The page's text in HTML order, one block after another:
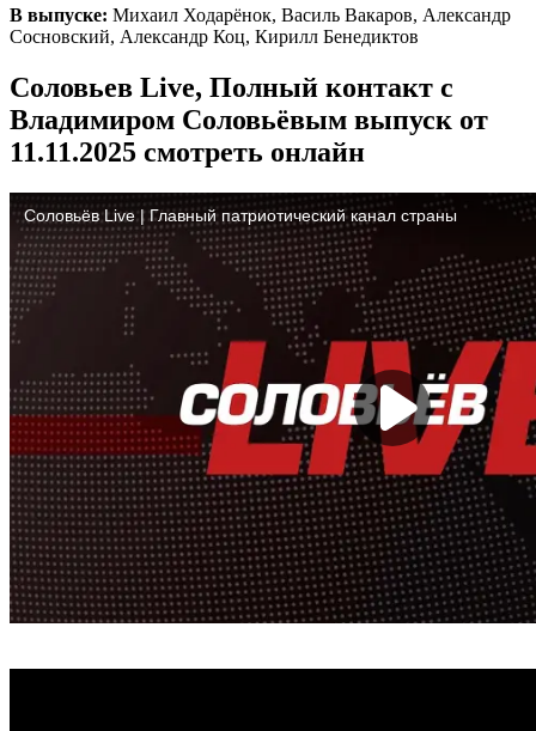
В выпуске: Михаил Ходарёнок, Василь Вакаров, Александр
Сосновский, Александр Коц, Кирилл Бенедиктов
Соловьев Live, Полный контакт с
Владимиром Соловьёвым выпуск от
11.11.2025 смотреть онлайн